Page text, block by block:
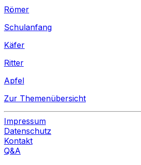
Römer
Schulanfang
Käfer
Ritter
Apfel
Zur Themenübersicht
Impressum
Datenschutz
Kontakt
Q&A